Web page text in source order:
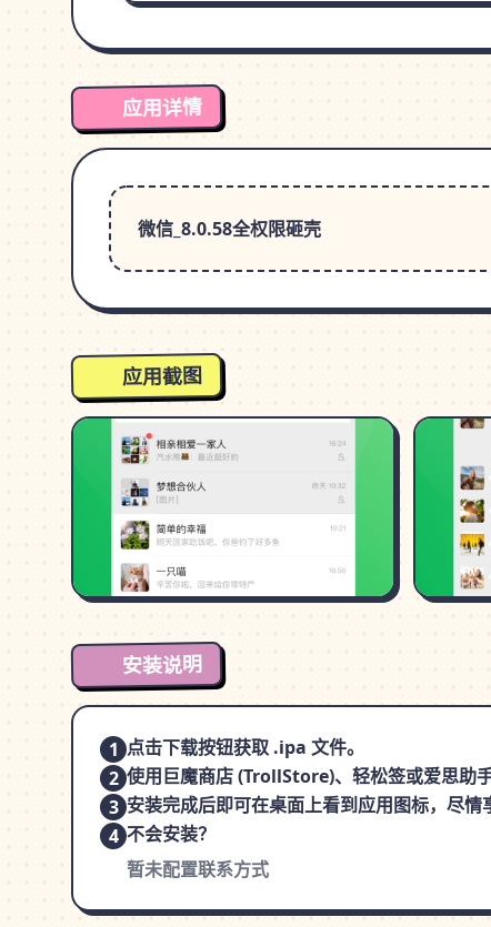
应用详情
微信_8.0.58全权限砸壳
应用截图
安装说明
1 点击下载按钮获取 .ipa 文件。
2 使用巨魔商店 (TrollStore)、轻松签或爱思助
3 安装完成后即可在桌面上看到应用图标，尽情
4 不会安装？
暂未配置联系方式